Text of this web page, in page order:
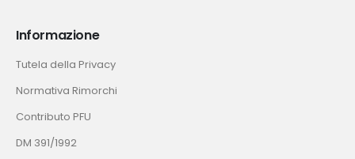
Informazione
Tutela della Privacy
Normativa Rimorchi
Contributo PFU
DM 391/1992